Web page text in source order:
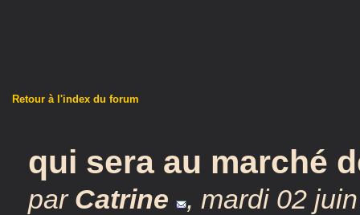
Retour à l'index du forum
qui sera au marché
par Catrine , mardi 02